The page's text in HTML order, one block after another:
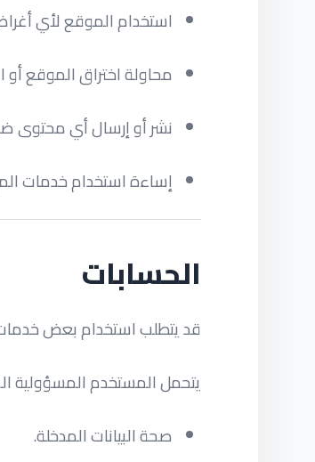
استخدام الموقع لأي
محاولة اختراق الموقع أو
نشر أو إرسال أي محتوى
إساءة استخدام خدمات
الحسابات
قد يتطلب استخدام بعض
يتحمل المستخدم المسؤولية
صحة البيانات المدخلة.